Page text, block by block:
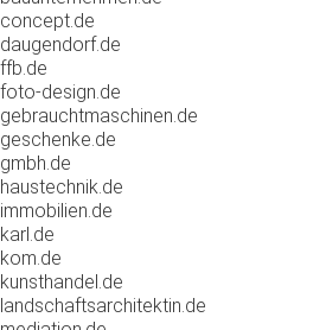
design.de